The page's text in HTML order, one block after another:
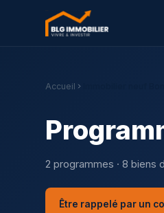
Accueil
2 programmes · 8 biens
Être rappelé par un